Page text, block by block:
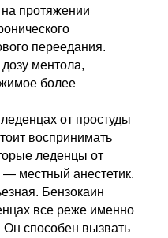
протяжении
переедания.
ментола,
более
от простуды
воспринимать
леденцы от
местный анестетик.
Бензокаин
все реже именно
Он способен вызвать